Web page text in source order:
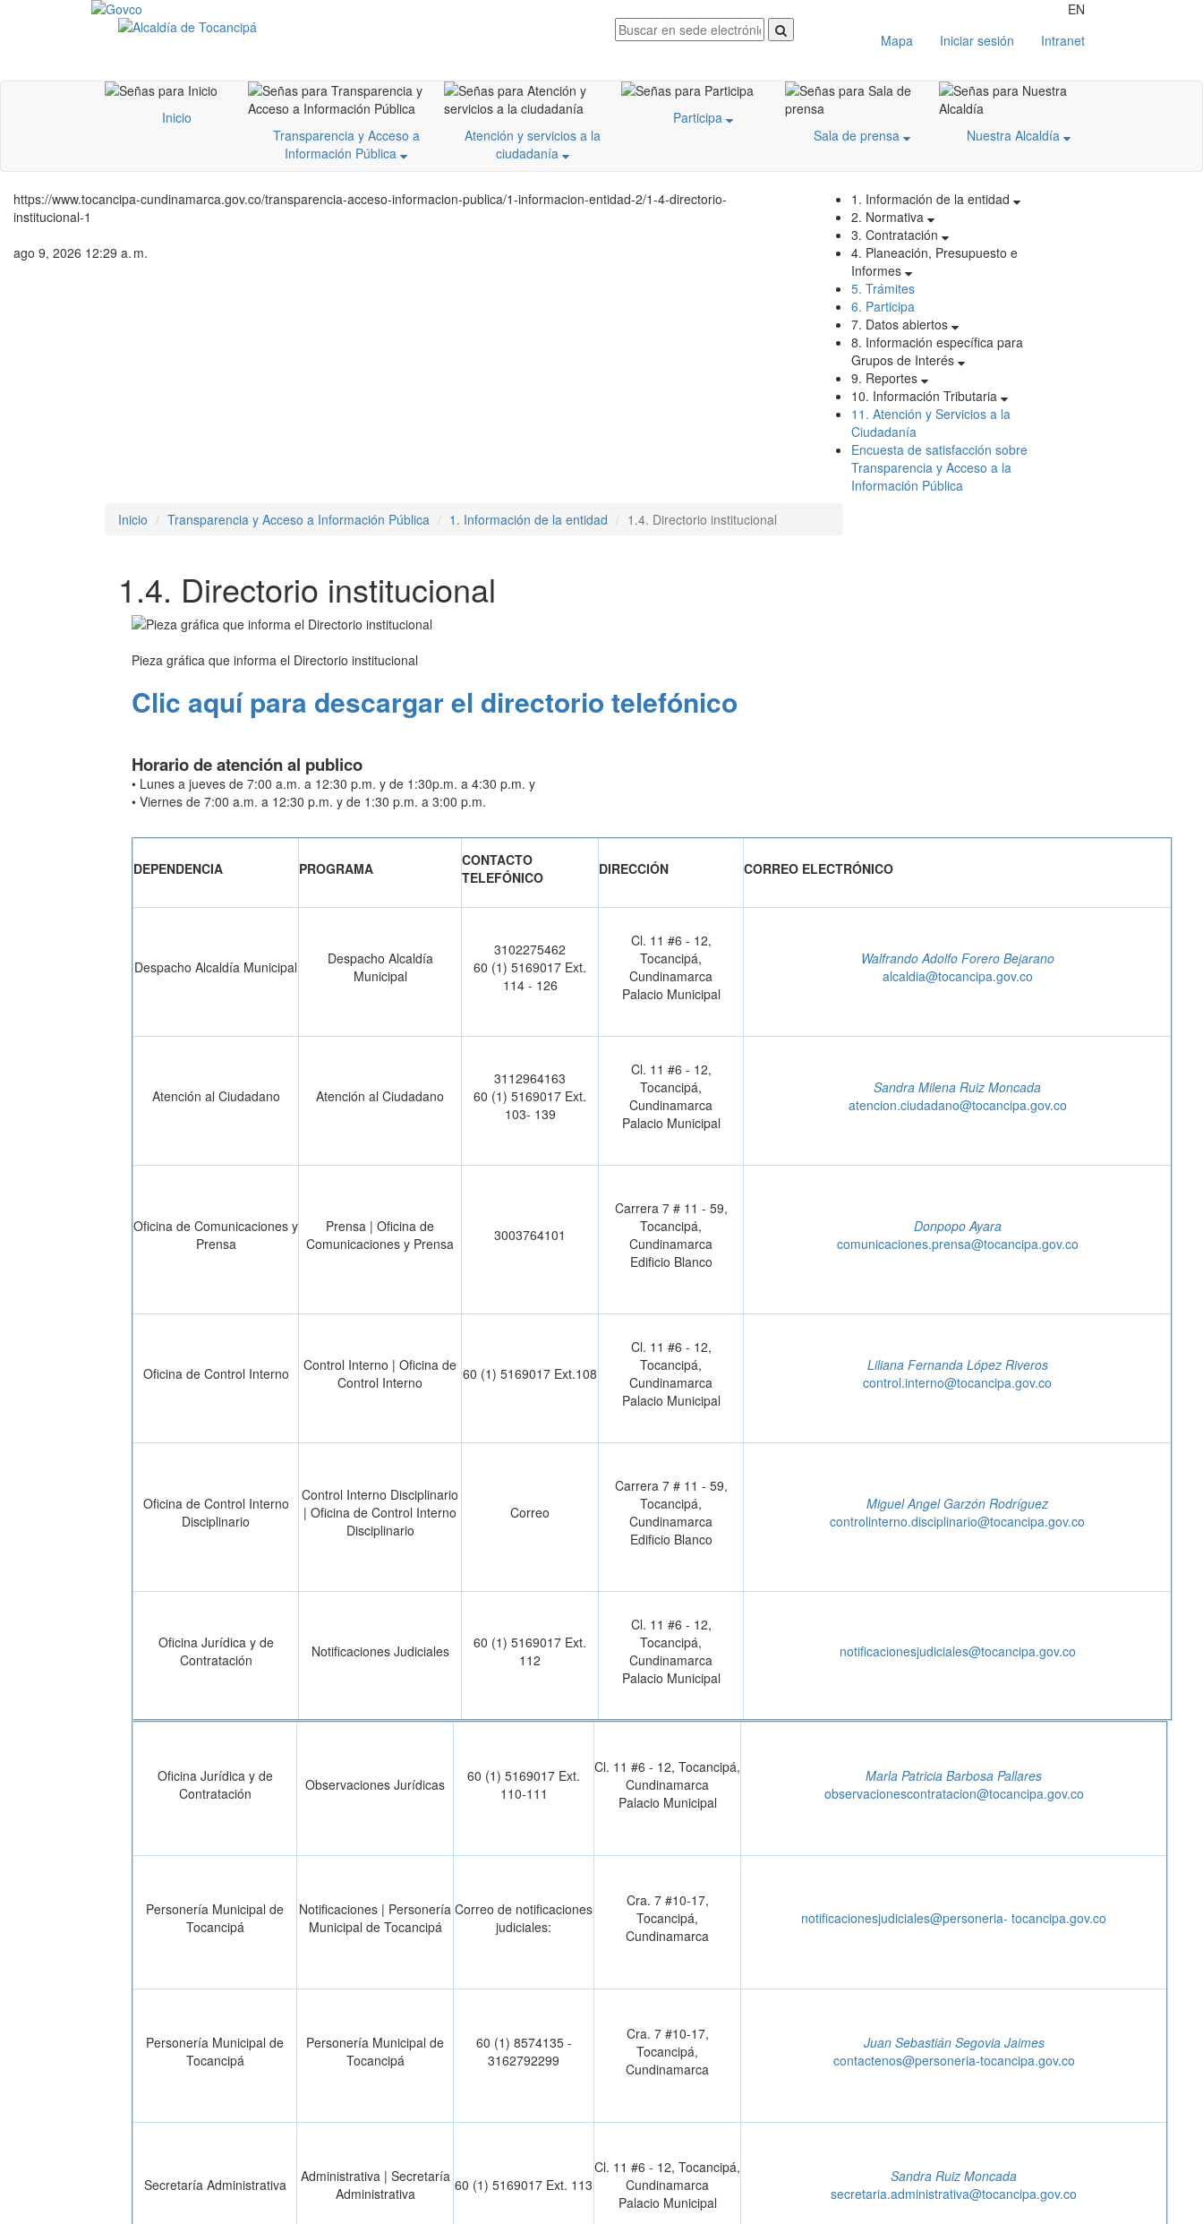
EN
Mapa
Iniciar sesión Intranet
Inicio
Transparencia y Acceso a
Información Pública
Atención y servicios a la
ciudadanía
Participa
Sala de prensa
Nuestra Alcaldía
https://www.tocancipa-cundinamarca.gov.co/transparencia-acceso-informacion-publica/1-informacion-entidad-2/1-4-directorio-
institucional-1
ago 9, 2026 12:29 a. m.
1. Información de la entidad
2. Normativa
3. Contratación
4. Planeación, Presupuesto e
Informes
5. Trámites
6. Participa
7. Datos abiertos
8. Información específica para
Grupos de Interés
9. Reportes
10. Información Tributaria
11. Atención y Servicios a la
Ciudadanía
Encuesta de satisfacción sobre
Transparencia y Acceso a la
Información Pública
Inicio
Transparencia y Acceso a Información Pública 1. Información de la entidad 1.4. Directorio institucional
1.4. Directorio institucional
Pieza gráfica que informa el Directorio institucional
Clic aquí para descargar el directorio telefónico
Horario de atención al publico
• Lunes a jueves de 7:00 a.m. a 12:30 p.m. y de 1:30p.m. a 4:30 p.m. y
• Viernes de 7:00 a.m. a 12:30 p.m. y de 1:30 p.m. a 3:00 p.m.
DEPENDENCIA PROGRAMA
CONTACTO
TELEFÓNICO
DIRECCIÓN CORREO ELECTRÓNICO
Despacho Alcaldía Municipal
Despacho Alcaldía
Municipal
3102275462
60 (1) 5169017 Ext.
114 - 126
Cl. 11 #6 - 12,
Tocancipá,
Cundinamarca
Palacio Municipal
Walfrando Adolfo Forero Bejarano
alcaldia@tocancipa.gov.co
Atención al Ciudadano Atención al Ciudadano
3112964163
60 (1) 5169017 Ext.
103- 139
Cl. 11 #6 - 12,
Tocancipá,
Cundinamarca
Palacio Municipal
Sandra Milena Ruiz Moncada
atencion.ciudadano@tocancipa.gov.co
Oficina de Comunicaciones y
Prensa
Prensa | Oficina de
Comunicaciones y Prensa
3003764101
Carrera 7 # 11 - 59,
Tocancipá,
Cundinamarca
Edificio Blanco
Donpopo Ayara
comunicaciones.prensa@tocancipa.gov.co
Oficina de Control Interno
Control Interno | Oficina de
Control Interno
60 (1) 5169017 Ext.108
Cl. 11 #6 - 12,
Tocancipá,
Cundinamarca
Palacio Municipal
Liliana Fernanda López Riveros
control.interno@tocancipa.gov.co
Oficina de Control Interno
Disciplinario
Control Interno Disciplinario
| Oficina de Control Interno
Disciplinario
Correo
Carrera 7 # 11 - 59,
Tocancipá,
Cundinamarca
Edificio Blanco
Miguel Angel Garzón Rodríguez
controlinterno.disciplinario@tocancipa.gov.co
Oficina Jurídica y de
Contratación
Notificaciones Judiciales
60 (1) 5169017 Ext.
112
Cl. 11 #6 - 12,
Tocancipá,
Cundinamarca
Palacio Municipal
notificacionesjudiciales@tocancipa.gov.co
Oficina Jurídica y de
Contratación
Observaciones Jurídicas
60 (1) 5169017 Ext.
110-111
Cl. 11 #6 - 12, Tocancipá,
Cundinamarca
Palacio Municipal
Marla Patricia Barbosa Pallares
observacionescontratacion@tocancipa.gov.co
Personería Municipal de
Tocancipá
Notificaciones | Personería
Municipal de Tocancipá
Correo de notificaciones
judiciales:
Cra. 7 #10-17,
Tocancipá,
Cundinamarca
notificacionesjudiciales@personeria- tocancipa.gov.co
Personería Municipal de
Tocancipá
Personería Municipal de
Tocancipá
60 (1) 8574135 -
3162792299
Cra. 7 #10-17,
Tocancipá,
Cundinamarca
Juan Sebastián Segovia Jaimes
contactenos@personeria-tocancipa.gov.co
Secretaría Administrativa
Administrativa | Secretaría
Administrativa
60 (1) 5169017 Ext. 113
Cl. 11 #6 - 12, Tocancipá,
Cundinamarca
Palacio Municipal
Sandra Ruiz Moncada
secretaria.administrativa@tocancipa.gov.co